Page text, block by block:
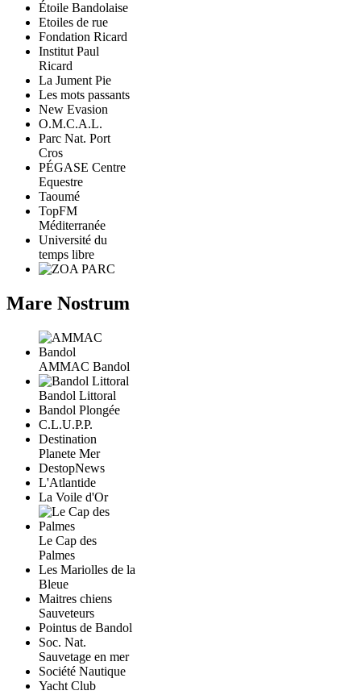
Étoile Bandolaise
Etoiles de rue
Fondation Ricard
Institut Paul
Ricard
La Jument Pie
Les mots passants
New Evasion
O.M.C.A.L.
Parc Nat. Port
Cros
PÉGASE Centre
Equestre
Taoumé
TopFM
Méditerranée
Université du
temps libre
Mare Nostrum
AMMAC Bandol
Bandol Littoral
Bandol Plongée
C.L.U.P.P.
Destination
Planete Mer
DestopNews
L'Atlantide
La Voile d'Or
Le Cap des
Palmes
Les Mariolles de la
Bleue
Maitres chiens
Sauveteurs
Pointus de Bandol
Soc. Nat.
Sauvetage en mer
Société Nautique
Yacht Club